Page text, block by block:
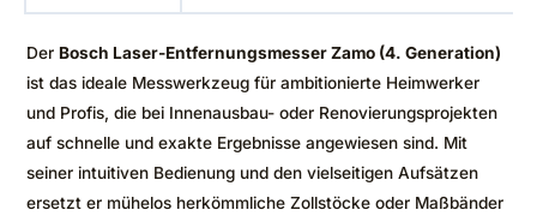
Der Bosch Laser-Entfernungsmesser Zamo (4. Generation)
ist das ideale Messwerkzeug für ambitionierte Heimwerker
und Profis, die bei Innenausbau- oder Renovierungsprojekten
auf schnelle und exakte Ergebnisse angewiesen sind. Mit
seiner intuitiven Bedienung und den vielseitigen Aufsätzen
ersetzt er mühelos herkömmliche Zollstöcke oder Maßbänder